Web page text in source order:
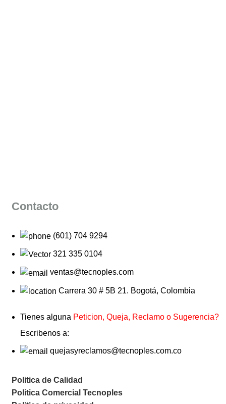
Contacto
(601) 704 9294
321 335 0104
ventas@tecnoples.com
Carrera 30 # 5B 21. Bogotá, Colombia
Tienes alguna Peticion, Queja, Reclamo o Sugerencia?
Escribenos a:
quejasyreclamos@tecnoples.com.co
Politica de Calidad
Politica Comercial Tecnoples